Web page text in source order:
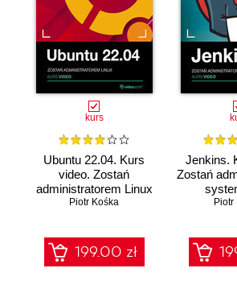
kurs
Ubuntu 22.04. Kurs
video. Zostań
administratorem Linux
Piotr Kośka
199.00 zł
Jenkins.
Zostań
Piotr